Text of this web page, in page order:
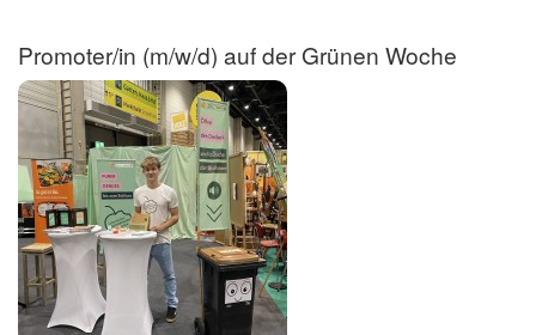
Promoter/in (m/w/d) auf der Grünen Woche